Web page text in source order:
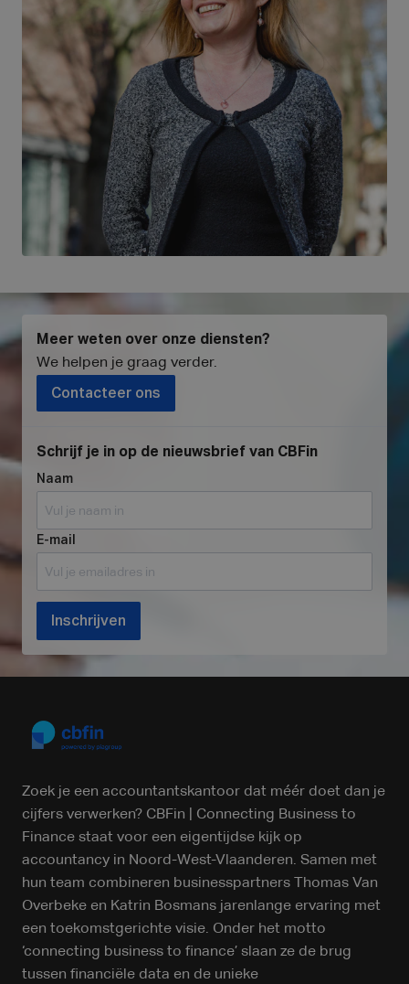
Meer weten over onze diensten?
We helpen je graag verder.
Contacteer ons
Schrijf je in op de nieuwsbrief van CBFin
Naam
E-mail
Inschrijven
Zoek je een accountantskantoor dat méér doet dan je
cijfers verwerken? CBFin | Connecting Business to
Finance staat voor een eigentijdse kijk op
accountancy in Noord-West-Vlaanderen. Samen met
hun team combineren businesspartners Thomas Van
Overbeke en Katrin Bosmans jarenlange ervaring met
een toekomstgerichte visie. Onder het motto
‘connecting business to finance’ slaan ze de brug
tussen financiële data en de unieke